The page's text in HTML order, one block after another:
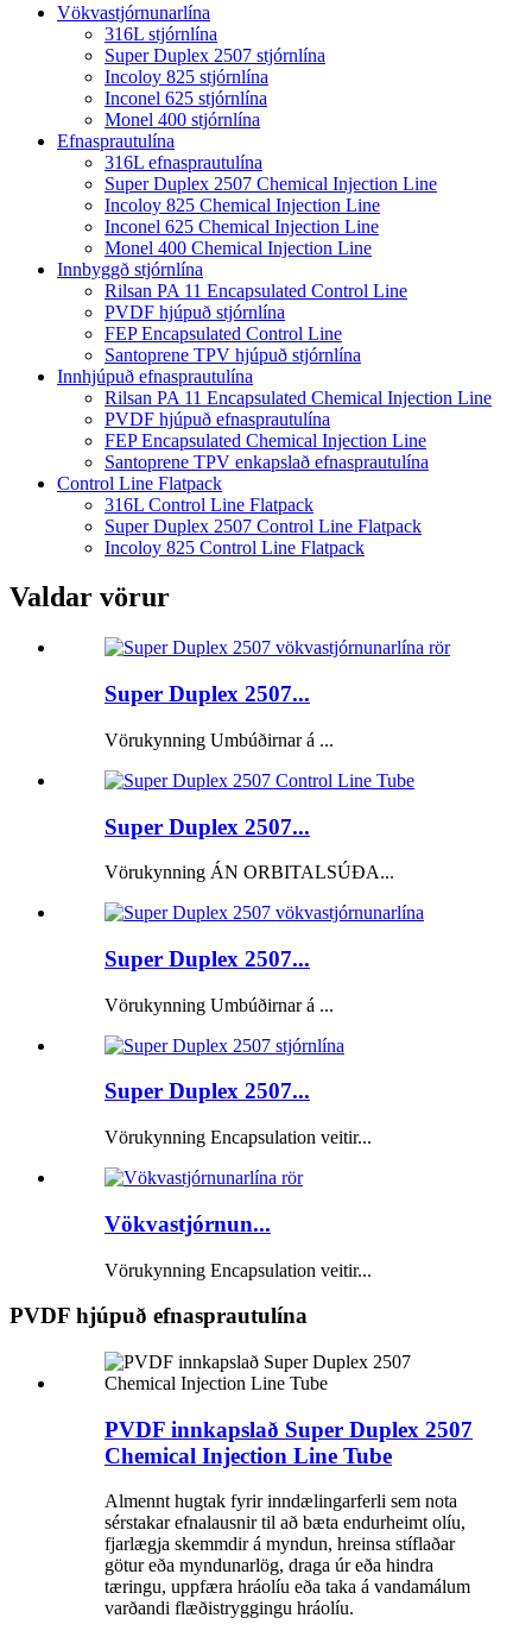
Vökvastjórnunarlína
316L stjórnlína
Super Duplex 2507 stjórnlína
Incoloy 825 stjórnlína
Inconel 625 stjórnlína
Monel 400 stjórnlína
Efnasprautulína
316L efnasprautulína
Super Duplex 2507 Chemical Injection Line
Incoloy 825 Chemical Injection Line
Inconel 625 Chemical Injection Line
Monel 400 Chemical Injection Line
Innbyggð stjórnlína
Rilsan PA 11 Encapsulated Control Line
PVDF hjúpuð stjórnlína
FEP Encapsulated Control Line
Santoprene TPV hjúpuð stjórnlína
Innhjúpuð efnasprautulína
Rilsan PA 11 Encapsulated Chemical Injection Line
PVDF hjúpuð efnasprautulína
FEP Encapsulated Chemical Injection Line
Santoprene TPV enkapslað efnasprautulína
Control Line Flatpack
316L Control Line Flatpack
Super Duplex 2507 Control Line Flatpack
Incoloy 825 Control Line Flatpack
Valdar vörur
Super Duplex 2507...
Vörukynning Umbúðirnar á ...
Super Duplex 2507...
Vörukynning ÁN ORBITALSÚÐA...
Super Duplex 2507...
Vörukynning Umbúðirnar á ...
Super Duplex 2507...
Vörukynning Encapsulation veitir...
Vökvastjórnun...
Vörukynning Encapsulation veitir...
PVDF hjúpuð efnasprautulína
PVDF innkapslað Super Duplex 2507
Chemical Injection Line Tube
Almennt hugtak fyrir inndælingarferli sem nota
sérstakar efnalausnir til að bæta endurheimt olíu,
fjarlægja skemmdir á myndun, hreinsa stíflaðar
götur eða myndunarlög, draga úr eða hindra
tæringu, uppfæra hráolíu eða taka á vandamálum
varðandi flæðistryggingu hráolíu.